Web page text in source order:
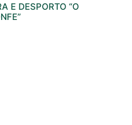
E DESPORTO “O